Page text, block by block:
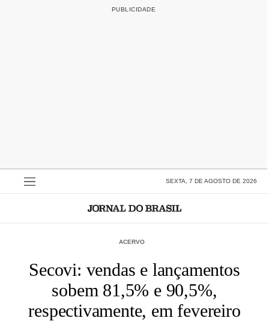
SEXTA, 7 DE AGOSTO DE 2026
ACERVO
Secovi: vendas e lançamentos
sobem 81,5% e 90,5%,
respectivamente, em fevereiro